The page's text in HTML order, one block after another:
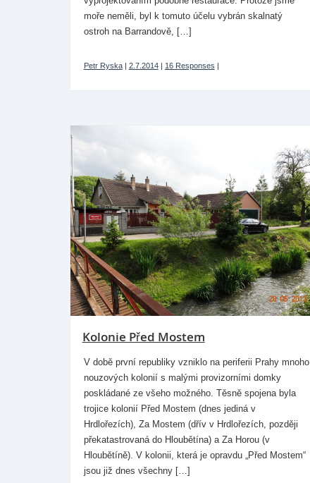
moře neměli, byl k tomuto účelu vybrán skalnatý
ostroh na Barrandově, […]
Petr Ryska| 2.7.2014| 16 Responses
Kolonie Před Mostem
V době první republiky vzniklo na periferii Prahy mnoho
nouzových kolonií s malými provizorními domky
poskládané ze všeho možného. Těsně spojena byla
trojice kolonií Před Mostem (dnes jediná v
Hrdlořezích), Za Mostem (dřív v Hrdlořezích, později
překatastrovaná do Hloubětína) a Za Horou (v
Hloubětíně). V kolonii, která je opravdu „Před Mostem“
jsou již dnes všechny […]